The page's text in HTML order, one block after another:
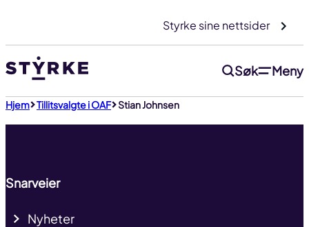
innhold
Styrke sine nettsider
Søk Meny
Hjem Tillitsvalgte i OAF Stian Johnsen Til toppen
Snarveier
Nyheter